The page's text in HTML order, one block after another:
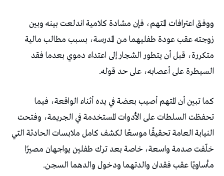
ووفق اعترافات المتهم، فإن مشادة كلامية اندلعت بينه وبين
زوجته عقب عودة طفليهما من المدرسة، بسبب مطالب مالية
متكررة، قبل أن يتطور الشجار إلى اعتداء دموي بعدما فقد
السيطرة على أعصابه، على حد قوله.
كما تبين أن المتهم أصيب بعضة في يده أثناء الواقعة، فيما
تحفظت السلطات على الأدوات المستخدمة في الجريمة، وفتحت
النيابة العامة تحقيقًا موسعًا لكشف كامل ملابسات الحادثة التي
خلّفت صدمة واسعة، خاصة بعد ترك طفلين يواجهان مصيرًا
مأساويًا عقب فقدان والدتهما ودخول والدهما السجن.